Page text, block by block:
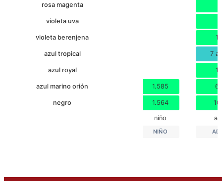
rosa magenta
violeta uva
violeta berenjena
azul tropical 7
azul royal
azul marino orión 1.585
negro 1.564
niño
NIÑO